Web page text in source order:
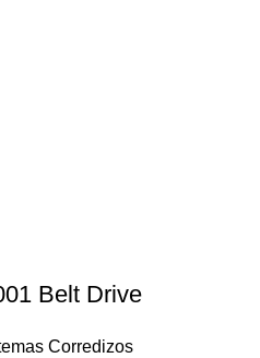
Belt Drive
Corredizos